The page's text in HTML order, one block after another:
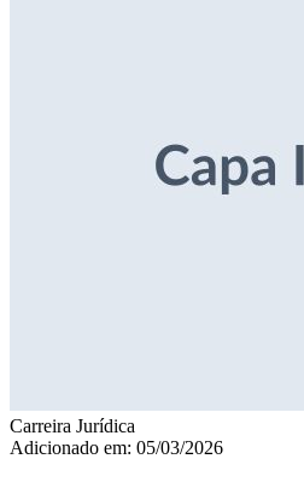
Carreira Jurídica
Adicionado em: 05/03/2026